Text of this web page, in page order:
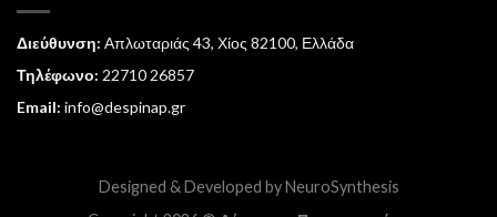
Διεύθυνση: Απλωταριάς 43, Χίος 82100, Ελλάδα
Τηλέφωνο: 22710 26857
Email: info@despinap.gr
Designed & Developed byNeuroSynthesis